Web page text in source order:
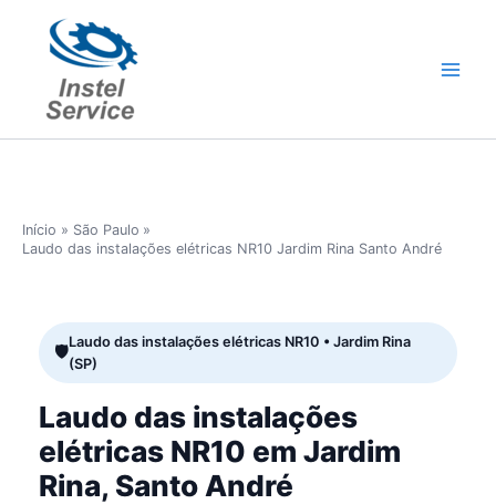
conteúdo
Início
São Paulo
Laudo das instalações elétricas NR10 Jardim Rina Santo André
Laudo das instalações elétricas NR10 • Jardim Rina
(SP)
Laudo das instalações
elétricas NR10 em Jardim
Rina, Santo André